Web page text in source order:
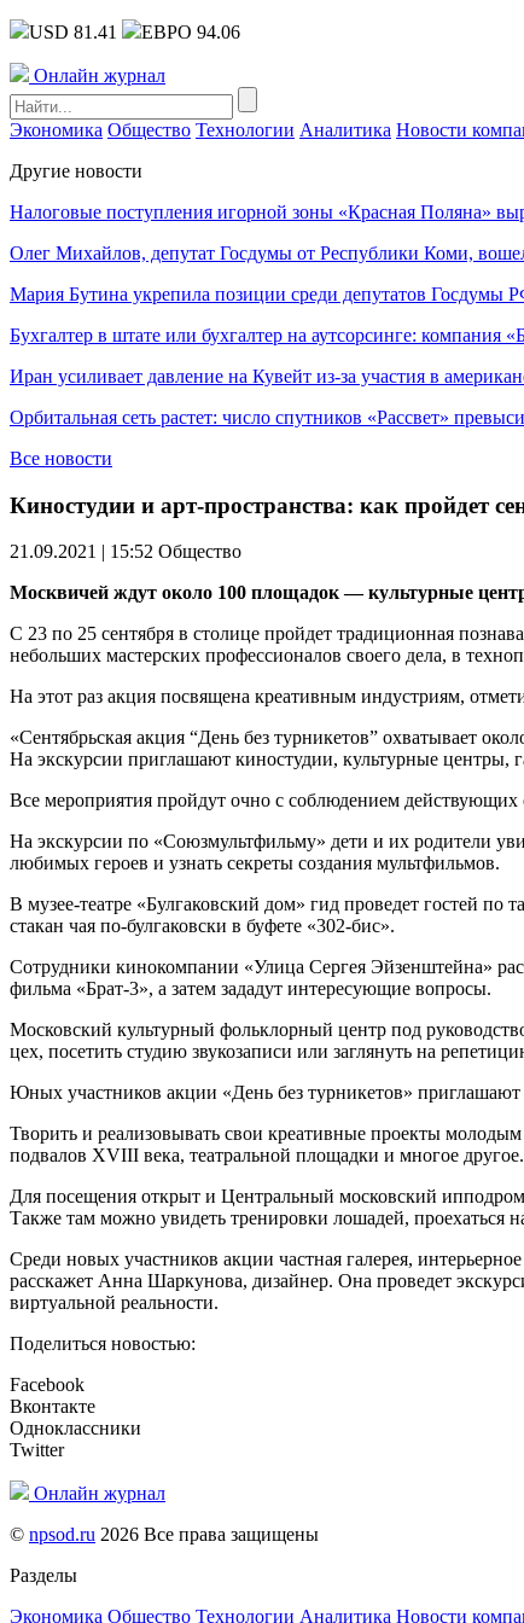
USD 81.41 ЕВРО 94.06
Онлайн журнал
Экономика Общество Технологии Аналитика Новости
Другие новости
Налоговые поступления игорной зоны «Красная Поляна»
Олег Михайлов, депутат Госдумы от Республики Коми,
Мария Бутина укрепила позиции среди депутатов Госдумы
Бухгалтер в штате или бухгалтер на аутсорсинге: компания
Иран усиливает давление на Кувейт из-за участия в
Орбитальная сеть растет: число спутников «Рассвет»
Все новости
Киностудии и арт-пространства: как пройдет
21.09.2021 | 15:52 Общество
Москвичей ждут около 100 площадок — культурные
С 23 по 25 сентября в столице пройдет традиционная
небольших мастерских профессионалов своего дела, в
На этот раз акция посвящена креативным индустриям,
«Сентябрьская акция “День без турникетов” охватывает
На экскурсии приглашают киностудии, культурные центры,
Все мероприятия пройдут очно с соблюдением
На экскурсии по «Союзмультфильму» дети и их родители
любимых героев и узнать секреты создания мультфильмов.
В музее-театре «Булгаковский дом» гид проведет гостей
стакан чая по-булгаковски в буфете «302-бис».
Сотрудники кинокомпании «Улица Сергея Эйзенштейна»
фильма «Брат-3», а затем зададут интересующие вопросы.
Московский культурный фольклорный центр под
цех, посетить студию звукозаписи или заглянуть на
Юных участников акции «День без турникетов» приглашают
Творить и реализовывать свои креативные проекты
подвалов XVIII века, театральной площадки и многое другое.
Для посещения открыт и Центральный московский
Также там можно увидеть тренировки лошадей, проехаться
Среди новых участников акции частная галерея,
расскажет Анна Шаркунова, дизайнер. Она проведет
виртуальной реальности.
Поделиться новостью:
Facebook
Вконтакте
Одноклассники
Twitter
Онлайн журнал
© npsod.ru 2026 Все права защищены
Разделы
Экономика Общество Технологии Аналитика Новости